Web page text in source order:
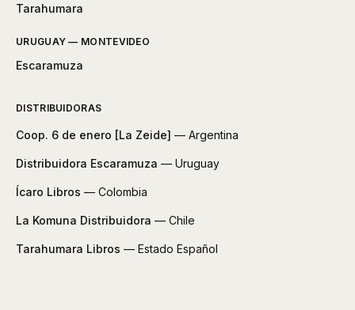
Tarahumara
URUGUAY — MONTEVIDEO
Escaramuza
DISTRIBUIDORAS
Coop. 6 de enero [La Zeide] — Argentina
Distribuidora Escaramuza — Uruguay
Ícaro Libros — Colombia
La Komuna Distribuidora — Chile
Tarahumara Libros — Estado Español